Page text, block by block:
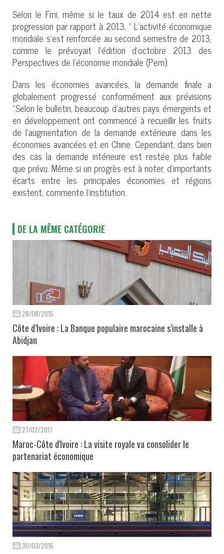
Selon le Fmi, même si le taux de 2014 est en nette
progression par rapport à 2013, " L’activité économique
mondiale s’est renforcée au second semestre de 2013,
comme le prévoyait l’édition d’octobre 2013 des
Perspectives de l’économie mondiale (Pem).
Dans les économies avancées, la demande finale a
globalement progressé conformément aux prévisions
".Selon le bulletin, beaucoup d’autres pays émergents et
en développement ont commencé à recueillir les fruits
de l’augmentation de la demande extérieure dans les
économies avancées et en Chine. Cependant, dans bien
des cas la demande intérieure est restée plus faible
que prévu. Même si un progrès est à noter, d’importants
écarts entre les principales économies et régions
existent, commente l’institution.
DE LA MÊME CATÉGORIE
28/08/2015
Côte d’Ivoire : La Banque populaire marocaine s’installe à
Abidjan
27/02/2017
Maroc-Côte d'Ivoire : La visite royale va consolider le
partenariat économique
30/03/2016